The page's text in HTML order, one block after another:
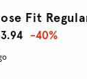
Fit
-40%